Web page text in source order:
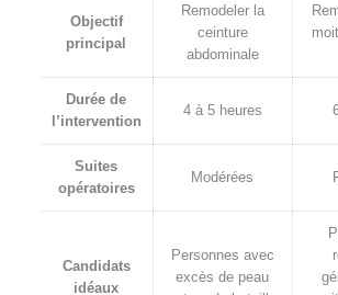
Objectif
principal
Remodeler la
ceinture
abdominale
Durée de
l’intervention
4 à 5 heures
Suites
opératoires
Modérées
Candidats
idéaux
Personnes avec
excès de peau